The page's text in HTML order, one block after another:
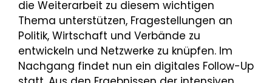
die Weiterarbeit zu diesem wichtigen
Thema unterstützen, Fragestellungen an
Politik, Wirtschaft und Verbände zu
entwickeln und Netzwerke zu knüpfen. Im
Nachgang findet nun ein digitales Follow-Up